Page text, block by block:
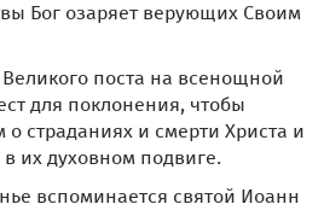
Бог озаряет верующих Своим
Великого поста на всенощной
для поклонения, чтобы
страданиях и смерти Христа и
их духовном подвиге.
вспоминается святой Иоанн